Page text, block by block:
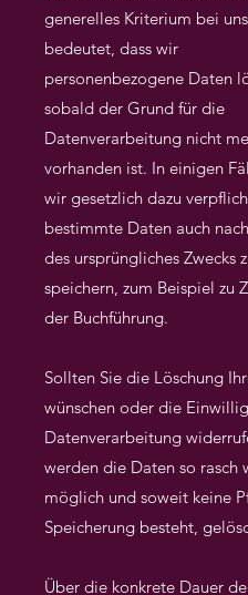
generelles Kriterium bei
bedeutet, dass wir
personenbezogene Daten
sobald der Grund für die
Datenverarbeitung nicht
vorhanden ist. In einigen
wir gesetzlich dazu
bestimmte Daten auch
des ursprüngliches Zwecks
speichern, zum Beispiel zu
der Buchführung.
Sollten Sie die Löschung
wünschen oder die
Datenverarbeitung
werden die Daten so rasch
möglich und soweit keine
Speicherung besteht,
Über die konkrete Dauer